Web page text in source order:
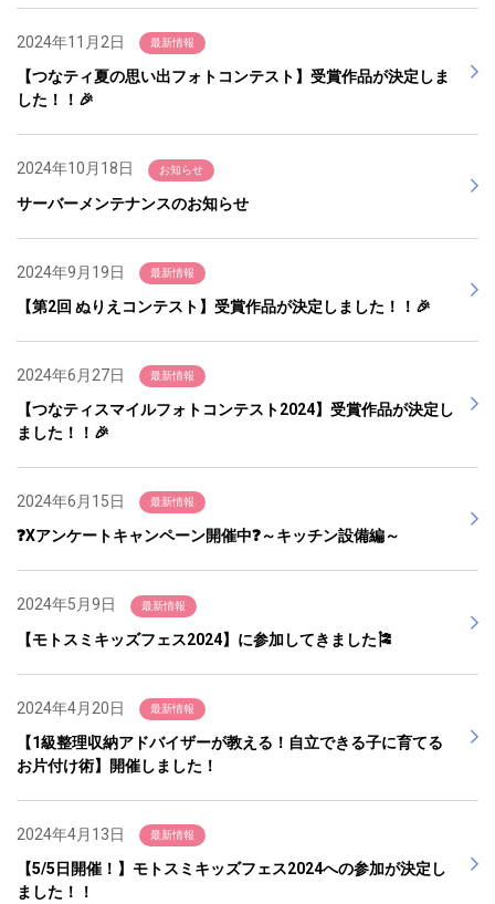
2024年11月2日 最新情報
【つなティ夏の思い出フォトコンテスト】受賞作品が決定しま
した！！🎉
2024年10月18日 お知らせ
サーバーメンテナンスのお知らせ
2024年9月19日 最新情報
【第2回 ぬりえコンテスト】受賞作品が決定しました！！🎉
2024年6月27日 最新情報
【つなティスマイルフォトコンテスト2024】受賞作品が決定し
ました！！🎉
2024年6月15日 最新情報
❓Xアンケートキャンペーン開催中❓～キッチン設備編～
2024年5月9日 最新情報
【モトスミキッズフェス2024】に参加してきました🎏
2024年4月20日 最新情報
【1級整理収納アドバイザーが教える！自立できる子に育てる
お片付け術】開催しました！
2024年4月13日 最新情報
【5/5日開催！】モトスミキッズフェス2024への参加が決定し
ました！！